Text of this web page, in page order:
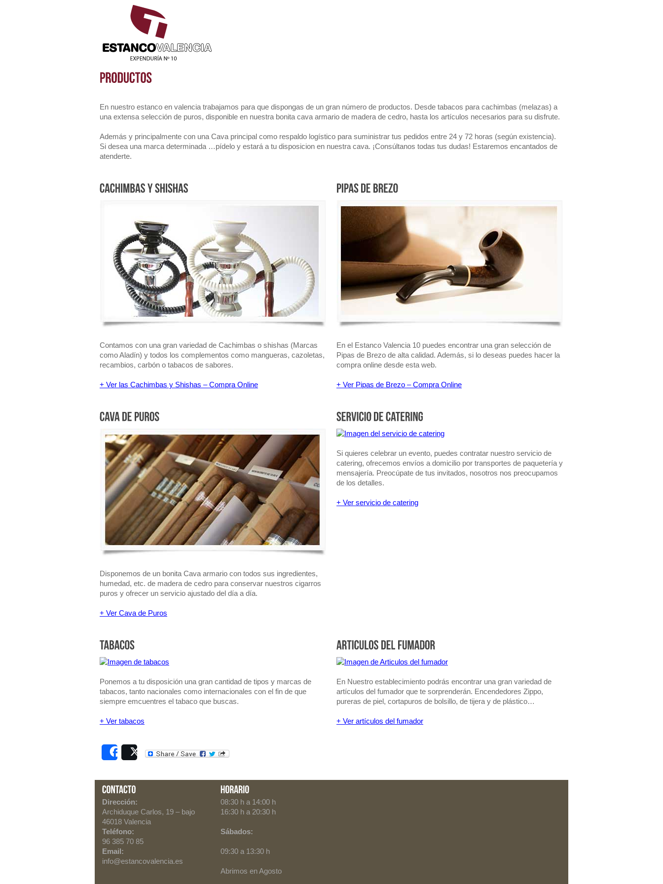
En nuestro estanco en valencia trabajamos para que dispongas de un gran número de productos. Desde tabacos para cachimbas (melazas) a
una extensa selección de puros, disponible en nuestra bonita cava armario de madera de cedro, hasta los artículos necesarios para su disfrute.
Además y principalmente con una Cava principal como respaldo logístico para suministrar tus pedidos entre 24 y 72 horas (según existencia).
Si desea una marca determinada …pídelo y estará a tu disposicion en nuestra cava. ¡Consúltanos todas tus dudas! Estaremos encantados de
atenderte.
Contamos con una gran variedad de Cachimbas o shishas (Marcas
como Aladín) y todos los complementos como mangueras, cazoletas,
recambios, carbón o tabacos de sabores.
+ Ver las Cachimbas y Shishas – Compra Online
En el Estanco Valencia 10 puedes encontrar una gran selección de
Pipas de Brezo de alta calidad. Además, si lo deseas puedes hacer la
compra online desde esta web.
+ Ver Pipas de Brezo – Compra Online
Disponemos de un bonita Cava armario con todos sus ingredientes,
humedad, etc. de madera de cedro para conservar nuestros cigarros
puros y ofrecer un servicio ajustado del día a día.
+ Ver Cava de Puros
Si quieres celebrar un evento, puedes contratar nuestro servicio de
catering, ofrecemos envíos a domicilio por transportes de paquetería y
mensajería. Preocúpate de tus invitados, nosotros nos preocupamos
de los detalles.
+ Ver servicio de catering
Ponemos a tu disposición una gran cantidad de tipos y marcas de
tabacos, tanto nacionales como internacionales con el fin de que
siempre emcuentres el tabaco que buscas.
+ Ver tabacos
En Nuestro establecimiento podrás encontrar una gran variedad de
artículos del fumador que te sorprenderán. Encendedores Zippo,
pureras de piel, cortapuros de bolsillo, de tijera y de plástico…
+ Ver artículos del fumador
SharePost
Dirección:
Archiduque Carlos, 19 – bajo
46018 Valencia
Teléfono:
96 385 70 85
Email:
info@estancovalencia.es
08:30 h a 14:00 h
16:30 h a 20:30 h
Sábados:
09:30 a 13:30 h
Abrimos en Agosto